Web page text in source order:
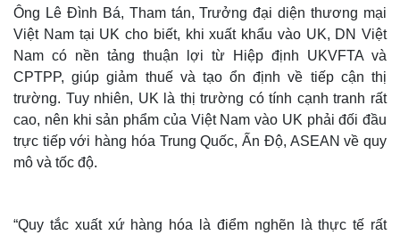
Ông Lê Đình Bá, Tham tán, Trưởng đại diện thương mại
Việt Nam tại UK cho biết, khi xuất khẩu vào UK, DN Việt
Nam có nền tảng thuận lợi từ Hiệp định UKVFTA và
CPTPP, giúp giảm thuế và tạo ổn định về tiếp cận thị
trường. Tuy nhiên, UK là thị trường có tính cạnh tranh rất
cao, nên khi sản phẩm của Việt Nam vào UK phải đối đầu
trực tiếp với hàng hóa Trung Quốc, Ấn Độ, ASEAN về quy
mô và tốc độ.
“Quy tắc xuất xứ hàng hóa là điểm nghẽn là thực tế rất